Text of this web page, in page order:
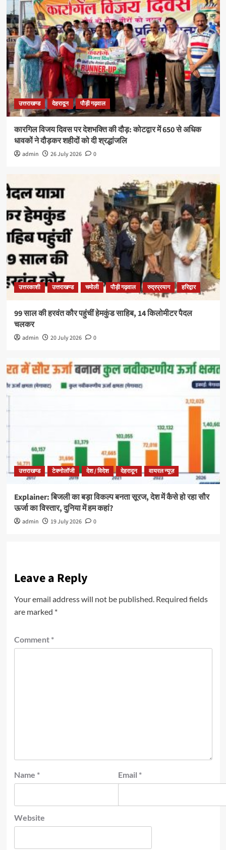
उत्तराखण्ड देहरादून पौड़ी गढ़वाल
कारगिल विजय दिवस पर देशभक्ति की दौड़: कोटद्वार में 650 से अधिक
धावकों ने दौड़कर शहीदों को दी श्रद्धांजलि
admin 26 July 2026 0
उत्तरकाशी उत्तराखण्ड चमोली पौड़ी गढ़वाल रुद्रप्रयाग हरिद्वार
99 साल की हरवंत कौर पहुंचीं हेमकुंड साहिब, 14 किलोमीटर पैदल
चलकर
admin 20 July 2026 0
उत्तराखण्ड टेक्नोलॉजी देश / विदेश देहरादून वायरल न्यूज़
Explainer: बिजली का बड़ा विकल्प बनता सूरज, देश में कैसे हो रहा सौर
ऊर्जा का विस्तार, दुनिया में हम कहां?
admin 19 July 2026 0
Leave a Reply
Your email address will not be published. Required fields
are marked *
Comment *
Name * Email *
Website